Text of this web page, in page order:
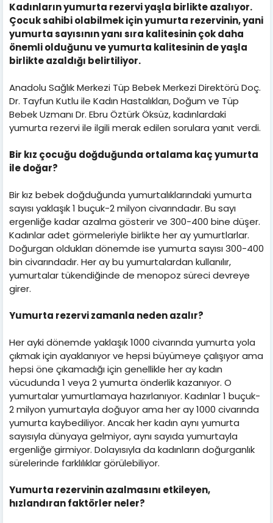
Kadınların yumurta rezervi yaşla birlikte azalıyor.
Çocuk sahibi olabilmek için yumurta rezervinin, yani
yumurta sayısının yanı sıra kalitesinin çok daha
önemli olduğunu ve yumurta kalitesinin de yaşla
birlikte azaldığı belirtiliyor.
Anadolu Sağlık Merkezi Tüp Bebek Merkezi Direktörü Doç.
Dr. Tayfun Kutlu ile Kadın Hastalıkları, Doğum ve Tüp
Bebek Uzmanı Dr. Ebru Öztürk Öksüz, kadınlardaki
yumurta rezervi ile ilgili merak edilen sorulara yanıt verdi.
Bir kız çocuğu doğduğunda ortalama kaç yumurta
ile doğar?
Bir kız bebek doğduğunda yumurtalıklarındaki yumurta
sayısı yaklaşık 1 buçuk-2 milyon civarındadır. Bu sayı
ergenliğe kadar azalma gösterir ve 300-400 bine düşer.
Kadınlar adet görmeleriyle birlikte her ay yumurtlarlar.
Doğurgan oldukları dönemde ise yumurta sayısı 300-400
bin civarındadır. Her ay bu yumurtalardan kullanılır,
yumurtalar tükendiğinde de menopoz süreci devreye
girer.
Yumurta rezervi zamanla neden azalır?
Her ayki dönemde yaklaşık 1000 civarında yumurta yola
çıkmak için ayaklanıyor ve hepsi büyümeye çalışıyor ama
hepsi öne çıkamadığı için genellikle her ay kadın
vücudunda 1 veya 2 yumurta önderlik kazanıyor. O
yumurtalar yumurtlamaya hazırlanıyor. Kadınlar 1 buçuk-
2 milyon yumurtayla doğuyor ama her ay 1000 civarında
yumurta kaybediliyor. Ancak her kadın aynı yumurta
sayısıyla dünyaya gelmiyor, aynı sayıda yumurtayla
ergenliğe girmiyor. Dolayısıyla da kadınların doğurganlık
sürelerinde farklılıklar görülebiliyor.
Yumurta rezervinin azalmasını etkileyen,
hızlandıran faktörler neler?